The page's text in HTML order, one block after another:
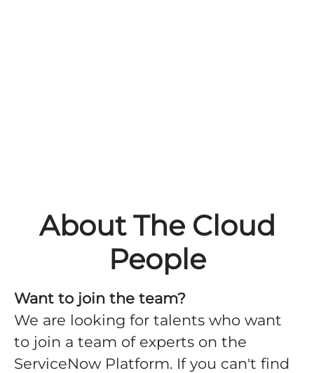
About The Cloud
People
Want to join the team?
We are looking for talents who want
to join a team of experts on the
ServiceNow Platform. If you can't find